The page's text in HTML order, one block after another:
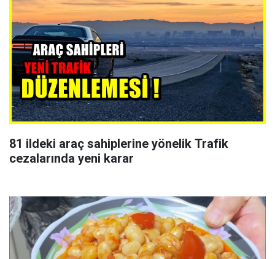
81 ildeki araç sahiplerine yönelik Trafik
cezalarında yeni karar